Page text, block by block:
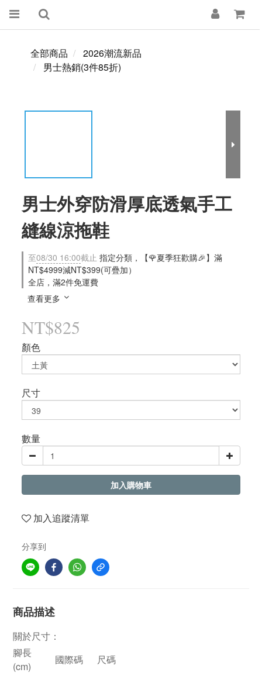
全部商品
2026潮流新品
男士熱銷(3件85折)
男士外穿防滑厚底透氣手工
縫線涼拖鞋
至08/30 16:00截止 指定分類，【🌹夏季狂歡購🎉】滿
NT$4999減NT$399(可疊加）
全店，滿2件免運費
查看更多
NT$825
顏色
尺寸
數量
加入購物車
加入追蹤清單
分享到
商品描述
關於尺寸：
腳長
(cm)
國際碼
尺碼